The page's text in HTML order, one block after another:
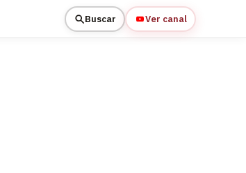
Buscar Ver canal